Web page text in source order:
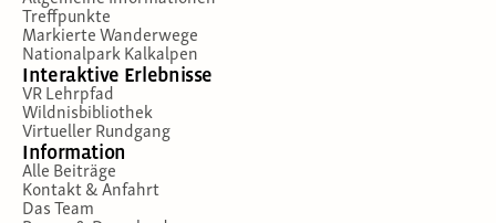
Treffpunkte
Markierte Wanderwege
Nationalpark Kalkalpen
Interaktive Erlebnisse
VR Lehrpfad
Wildnisbibliothek
Virtueller Rundgang
Information
Alle Beiträge
Kontakt & Anfahrt
Das Team